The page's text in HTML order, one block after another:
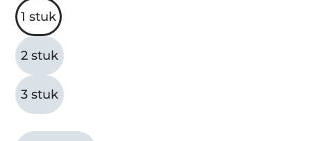
1 stuk
2 stuk
3 stuk